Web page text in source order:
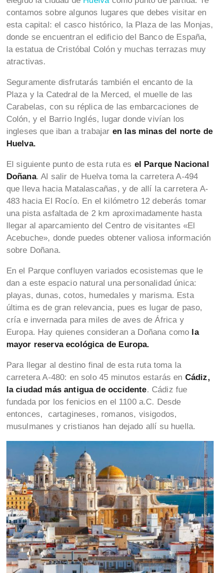
contamos sobre algunos lugares que debes visitar en
esta capital: el casco histórico, la Plaza de las Monjas,
donde se encuentran el edificio del Banco de España,
la estatua de Cristóbal Colón y muchas terrazas muy
atractivas.
Seguramente disfrutarás también el encanto de la
Plaza y la Catedral de la Merced, el muelle de las
Carabelas, con su réplica de las embarcaciones de
Colón, y el Barrio Inglés, lugar donde vivían los
ingleses que iban a trabajar en las minas del norte de
Huelva.
El siguiente punto de esta ruta es el Parque Nacional
Doñana. Al salir de Huelva toma la carretera A-494
que lleva hacia Matalascañas, y de allí la carretera A-
483 hacia El Rocío. En el kilómetro 12 deberás tomar
una pista asfaltada de 2 km aproximadamente hasta
llegar al aparcamiento del Centro de visitantes «El
Acebuche», donde puedes obtener valiosa información
sobre Doñana.
En el Parque confluyen variados ecosistemas que le
dan a este espacio natural una personalidad única:
playas, dunas, cotos, humedales y marisma. Esta
última es de gran relevancia, pues es lugar de paso,
cría e invernada para miles de aves de África y
Europa. Hay quienes consideran a Doñana como la
mayor reserva ecológica de Europa.
Para llegar al destino final de esta ruta toma la
carretera A-480: en solo 45 minutos estarás en Cádiz,
la ciudad más antigua de occidente. Cádiz fue
fundada por los fenicios en el 1100 a.C. Desde
entonces, cartagineses, romanos, visigodos,
musulmanes y cristianos han dejado allí su huella.